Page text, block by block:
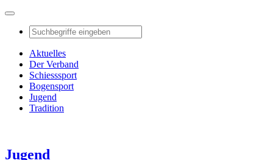
Aktuelles
Der Verband
Schiesssport
Bogensport
Jugend
Tradition
Jugend